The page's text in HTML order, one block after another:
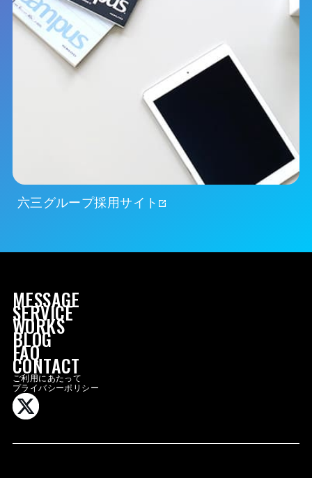
MESSAGE
SERVICE
WORKS
BLOG
FAQ
六三グループ採用サイト
MESSAGE
SERVICE
WORKS
BLOG
FAQ
CONTACT
ご利用にあたって
プライバシーポリシー